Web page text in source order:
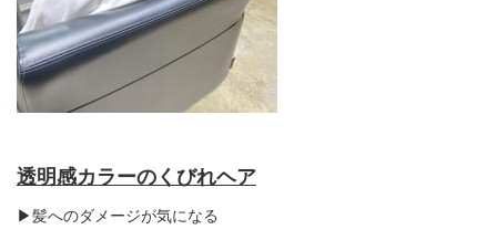
透明感カラーのくびれヘア
▶︎髪へのダメージが気になる